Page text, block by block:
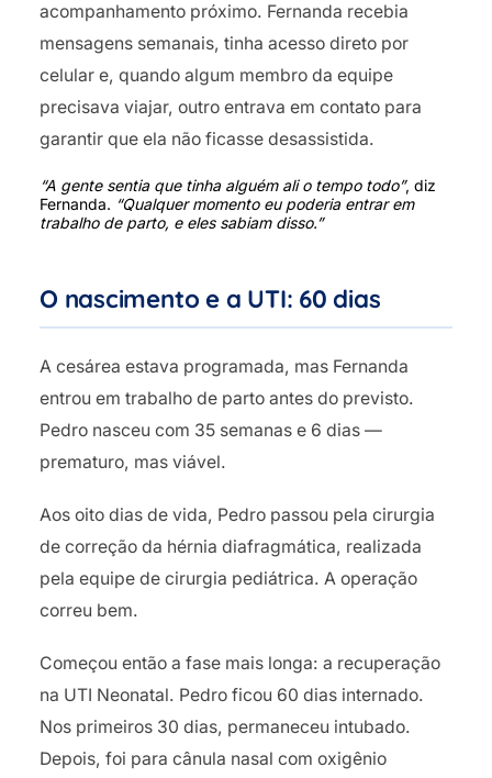
acompanhamento próximo. Fernanda recebia
mensagens semanais, tinha acesso direto por
celular e, quando algum membro da equipe
precisava viajar, outro entrava em contato para
garantir que ela não ficasse desassistida.
“A gente sentia que tinha alguém ali o tempo todo”, diz
Fernanda. “Qualquer momento eu poderia entrar em
trabalho de parto, e eles sabiam disso.”
O nascimento e a UTI: 60 dias
A cesárea estava programada, mas Fernanda
entrou em trabalho de parto antes do previsto.
Pedro nasceu com 35 semanas e 6 dias —
prematuro, mas viável.
Aos oito dias de vida, Pedro passou pela cirurgia
de correção da hérnia diafragmática, realizada
pela equipe de cirurgia pediátrica. A operação
correu bem.
Começou então a fase mais longa: a recuperação
na UTI Neonatal. Pedro ficou 60 dias internado.
Nos primeiros 30 dias, permaneceu intubado.
Depois, foi para cânula nasal com oxigênio